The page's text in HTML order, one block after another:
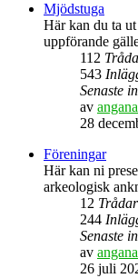
Mjödstuga
Här kan du ta
uppförande
112
543
Senaste
av
28
Föreningar
Här kan ni
arkeologisk
12 Trådar
244
Senaste
av
26 juli